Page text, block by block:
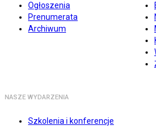
Ogłoszenia
Prenumerata
Archiwum
NASZE WYDARZENIA
Szkolenia i konferencje